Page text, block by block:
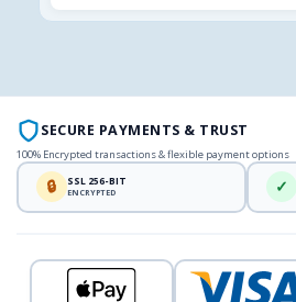
SECURE PAYMENTS & TRUST
100% Encrypted transactions & flexible payment options
🔒 SSL 256-BIT
ENCRYPTED ✓